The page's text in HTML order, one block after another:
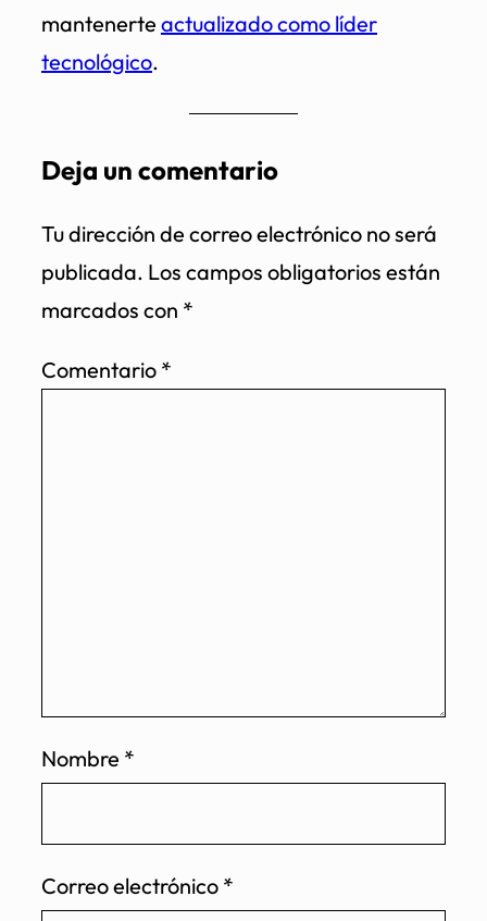
mantenerte actualizado como líder
tecnológico.
Deja un comentario
Tu dirección de correo electrónico no será
publicada. Los campos obligatorios están
marcados con *
Comentario *
Nombre *
Correo electrónico *